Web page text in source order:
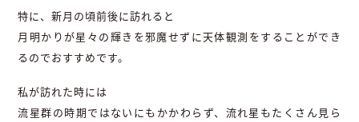
特に、新月の頃前後に訪れると
月明かりが星々の輝きを邪魔せずに天体観測をすることができ
るのでおすすめです。
私が訪れた時には
流星群の時期ではないにもかかわらず、流れ星もたくさん見ら